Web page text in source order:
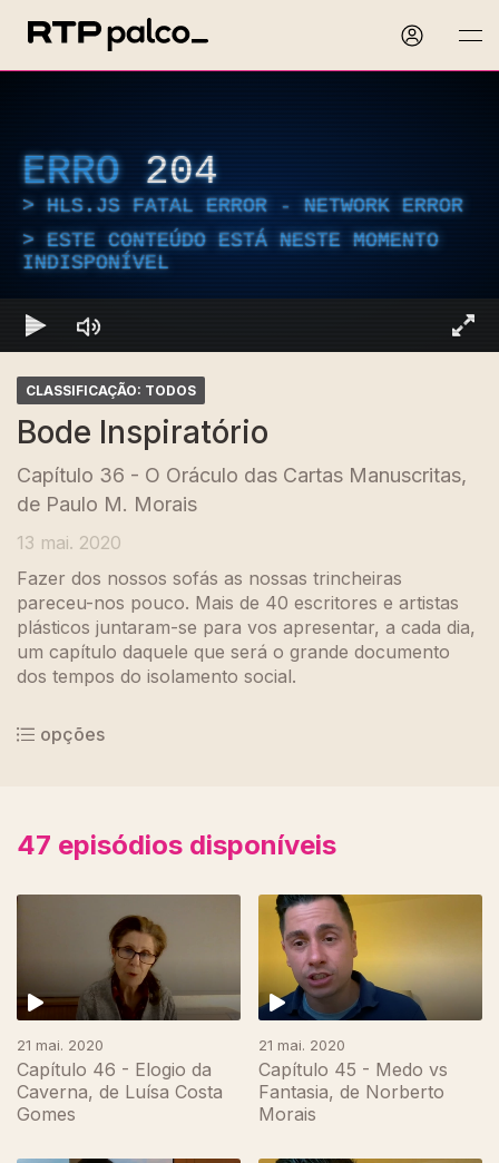
ERRO 204
HLS.JS FATAL ERROR - NETWORK ERROR
ESTE CONTEÚDO ESTÁ NESTE MOMENTO
INDISPONÍVEL
CLASSIFICAÇÃO: TODOS
Bode Inspiratório
Capítulo 36 - O Oráculo das Cartas Manuscritas,
de Paulo M. Morais
13 mai. 2020
Fazer dos nossos sofás as nossas trincheiras
pareceu-nos pouco. Mais de 40 escritores e artistas
plásticos juntaram-se para vos apresentar, a cada dia,
um capítulo daquele que será o grande documento
dos tempos do isolamento social.
opções
47 episódios disponíveis
21 mai. 2020
Capítulo 46 - Elogio da
Caverna, de Luísa Costa
Gomes
21 mai. 2020
Capítulo 45 - Medo vs
Fantasia, de Norberto
Morais